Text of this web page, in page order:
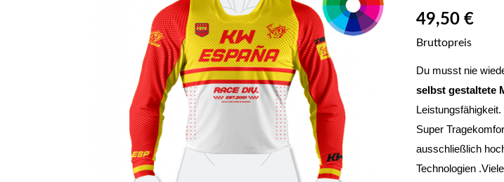
49,50 €
Bruttopreis
selbst gestaltete
Super
ausschließlich
Technologien